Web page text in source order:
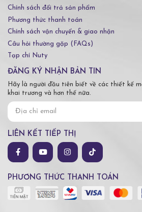
Chính sách đổi trả sản phẩm
Phương thức thanh toán
Chính sách vận chuyển & giao nhận
Câu hỏi thường gặp (FAQs)
Tạp chí Nuty
ĐĂNG KÝ NHẬN BẢN TIN
Hãy là người đầu tiên biết về các thiết kế
khai trương và hơn thế nữa.
LIÊN KẾT TIẾP THỊ
PHƯƠNG THỨC THANH TOÁN